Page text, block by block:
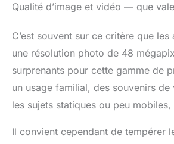
Qualité d’image et vidéo — que
C’est souvent sur ce critère que
une résolution photo de 48
surprenants pour cette gamme de
un usage familial, des souvenirs
les sujets statiques ou peu
Il convient cependant de tempérer